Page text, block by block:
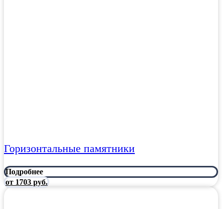
Горизонтальные памятники
Подробнее
от 1703 руб.